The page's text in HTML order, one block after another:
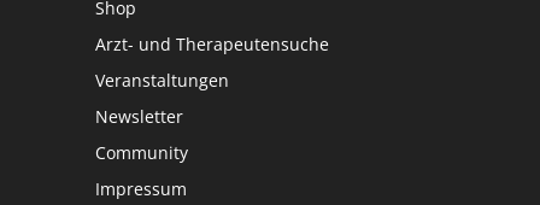
Shop
Arzt- und Therapeutensuche
Veranstaltungen
Newsletter
Community
Impressum